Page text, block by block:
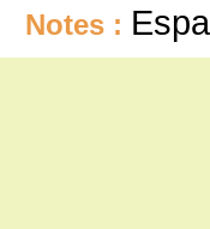
Notes :